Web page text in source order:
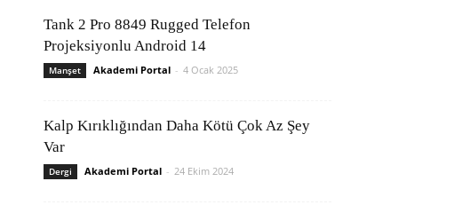
Tank 2 Pro 8849 Rugged Telefon
Projeksiyonlu Android 14
Manşet Akademi Portal - 4 Ocak 2025
Kalp Kırıklığından Daha Kötü Çok Az Şey
Var
Dergi Akademi Portal - 24 Ekim 2024